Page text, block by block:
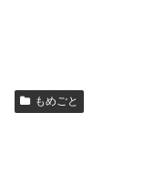
もめごと